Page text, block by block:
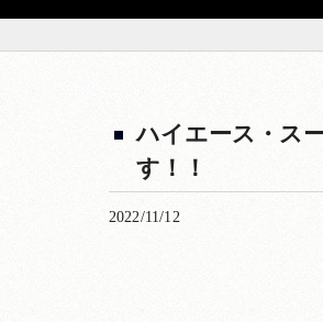
ハイエース・ス
す！！
2022/11/12